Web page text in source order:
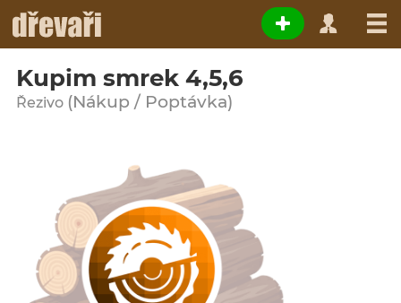
Kupim smrek 4,5,6
Řezivo (Nákup / Poptávka)